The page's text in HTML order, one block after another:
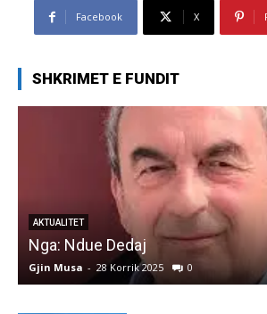
Facebook X
SHKRIMET E FUNDIT
AKTUALITET
Nga: Ndue Dedaj
Gjin Musa - 28 Korrik 2025 0